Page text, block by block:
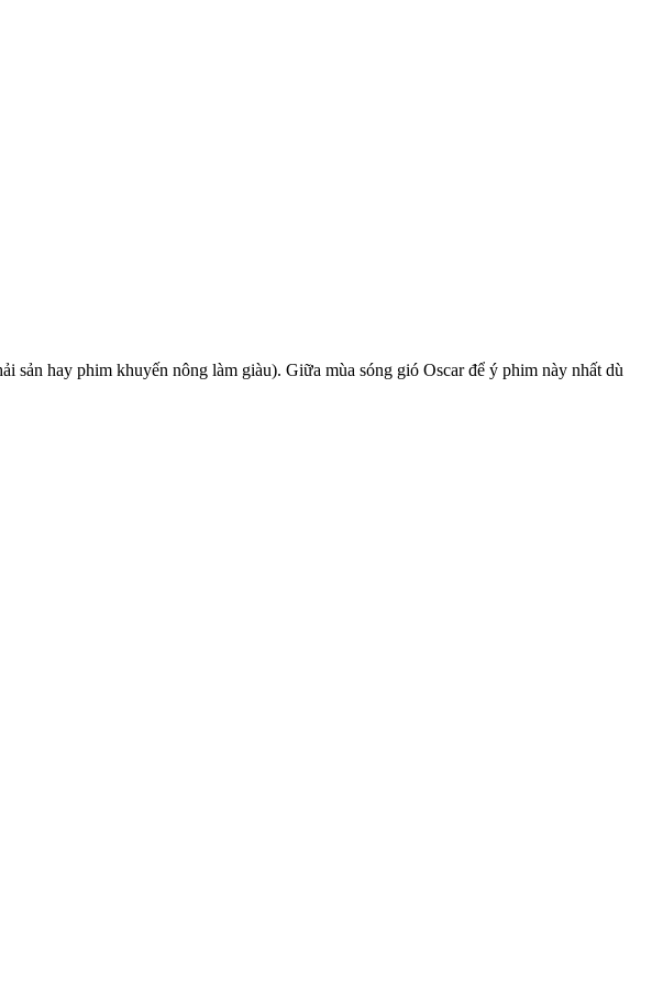
hay phim khuyến nông làm giàu). Giữa mùa sóng gió Oscar để ý phim này nhất dù